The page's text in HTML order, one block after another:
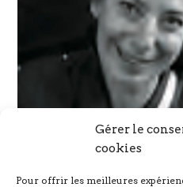
Gérer le
cookies
Pour offrir les meilleures